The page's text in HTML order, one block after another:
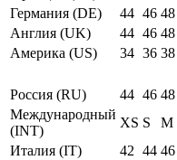
Германия (DE)
44 46 48
Англия (UK)
44 46 48
Америка (US)
34 36 38
Россия (RU)
44 46 48
Международный
(INT)
XS S M
Италия (IT)
42 44 46